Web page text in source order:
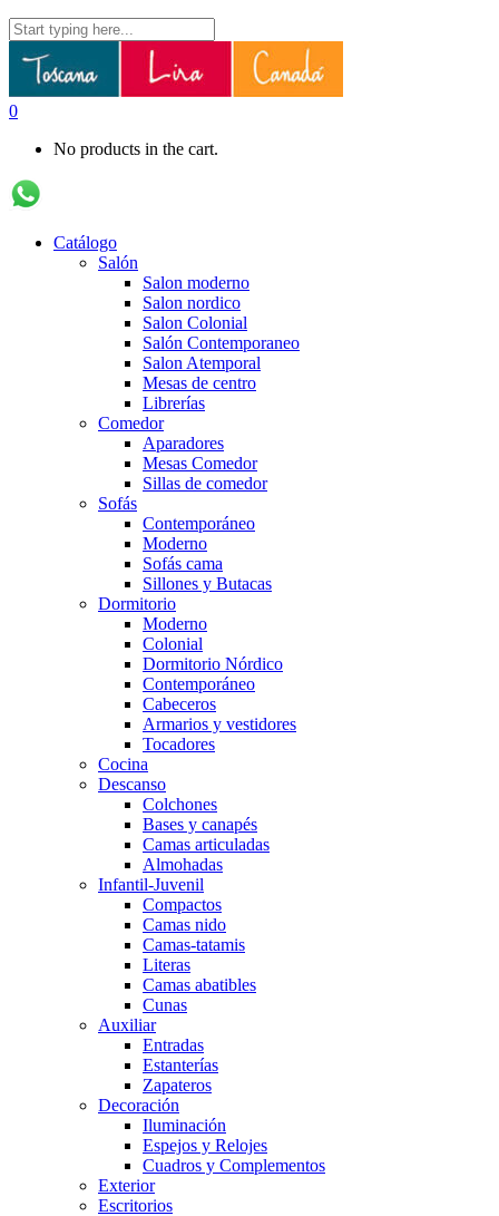
0
No products in the cart.
Catálogo
Salón
Salon moderno
Salon nordico
Salon Colonial
Salón Contemporaneo
Salon Atemporal
Mesas de centro
Librerías
Comedor
Aparadores
Mesas Comedor
Sillas de comedor
Sofás
Contemporáneo
Moderno
Sofás cama
Sillones y Butacas
Dormitorio
Moderno
Colonial
Dormitorio Nórdico
Contemporáneo
Cabeceros
Armarios y vestidores
Tocadores
Cocina
Descanso
Colchones
Bases y canapés
Camas articuladas
Almohadas
Infantil-Juvenil
Compactos
Camas nido
Camas-tatamis
Literas
Camas abatibles
Cunas
Auxiliar
Entradas
Estanterías
Zapateros
Decoración
Iluminación
Espejos y Relojes
Cuadros y Complementos
Exterior
Escritorios